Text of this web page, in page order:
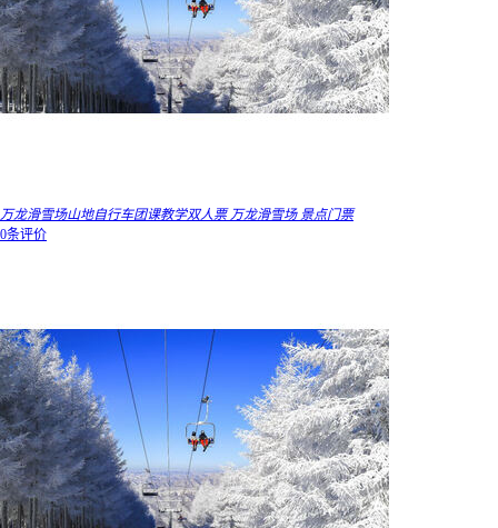
万龙滑雪场山地自行车团课教学双人票 万龙滑雪场 景点门票
0条评价